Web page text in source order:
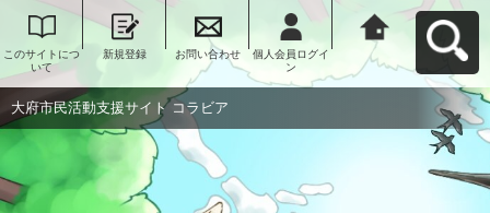
このサイトにつ
いて
新規登録 お問い合わせ
個人会員ログイ
ン
大府市民活動支
援サイト コラビ
アへ戻る
大府市民活動支援サイト コラビア